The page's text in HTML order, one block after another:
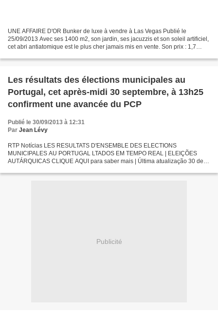
UNE AFFAIRE D'OR Bunker de luxe à vendre à Las Vegas Publié le
25/09/2013 Avec ses 1400 m2, son jardin, ses jacuzzis et son soleil artificiel,
cet abri antiatomique est le plus cher jamais mis en vente. Son prix : 1,7
Les résultats des élections municipales au
Portugal, cet après-midi 30 septembre, à 13h25
confirment une avancée du PCP
Publié le 30/09/2013 à 12:31
Par Jean Lévy
RTP Notícias LES RESULTATS D'ENSEMBLE DES ELECTIONS
MUNICIPALES AU PORTUGAL LTADOS EM TEMPO REAL | ELEIÇÕES
AUTÁRQUICAS CLIQUE AQUI para saber mais | Última atualização 30 de
votaram:...
Publicité